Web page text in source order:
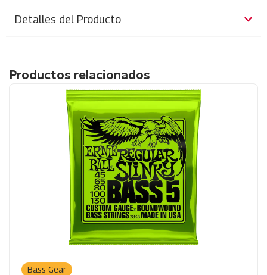
Detalles del Producto
Productos relacionados
Bass Gear